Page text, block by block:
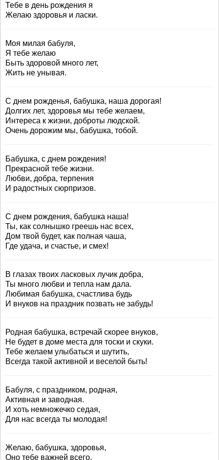
Тебе в день рождения я
Желаю здоровья и ласки.
Моя милая бабуля,
Я тебе желаю
Быть здоровой много лет,
Жить не унывая.
С днем рожденья, бабушка, наша дорогая!
Долгих лет, здоровья мы тебе желаем,
Интереса к жизни, доброты людской.
Очень дорожим мы, бабушка, тобой.
Бабушка, с днем рождения!
Прекрасной тебе жизни.
Любви, добра, терпения
И радостных сюрпризов.
С днем рождения, бабушка наша!
Ты, как солнышко греешь нас всех,
Дом твой будет, как полная чаша,
Где удача, и счастье, и смех!
В глазах твоих ласковых лучик добра,
Ты много любви и тепла нам дала.
Любимая бабушка, счастлива будь
И внуков на праздник позвать не забудь!
Родная бабушка, встречай скорее внуков,
Не будет в доме места для тоски и скуки.
Тебе желаем улыбаться и шутить,
Всегда такой активной и веселой быть!
Бабуля, с праздником, родная,
Активная и заводная.
И хоть немножечко седая,
Для нас всегда ты молодая!
Желаю, бабушка, здоровья,
Оно тебе важней всего,